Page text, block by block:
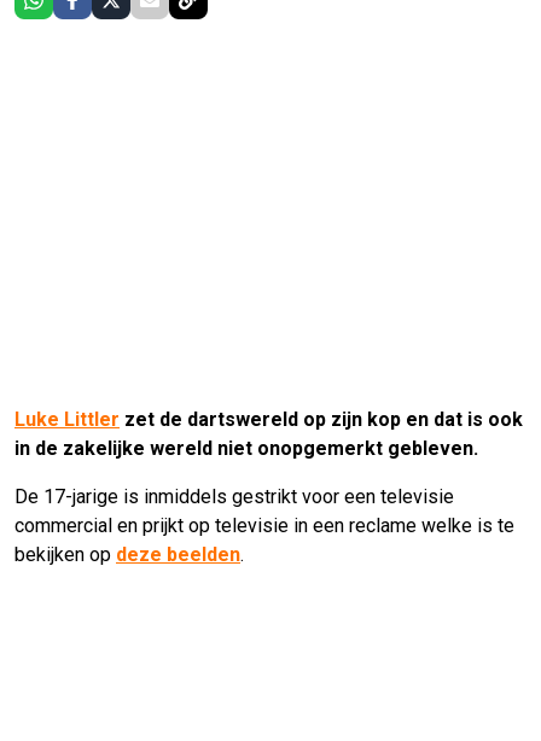
Luke Littler zet de dartswereld op zijn kop en dat is ook
in de zakelijke wereld niet onopgemerkt gebleven.
De 17-jarige is inmiddels gestrikt voor een televisie
commercial en prijkt op televisie in een reclame welke is te
bekijken op deze beelden.